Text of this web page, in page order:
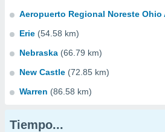
Aeropuerto Regional Noreste Ohio
Erie (54.58 km)
Nebraska (66.79 km)
New Castle (72.85 km)
Warren (86.58 km)
Tiempo...